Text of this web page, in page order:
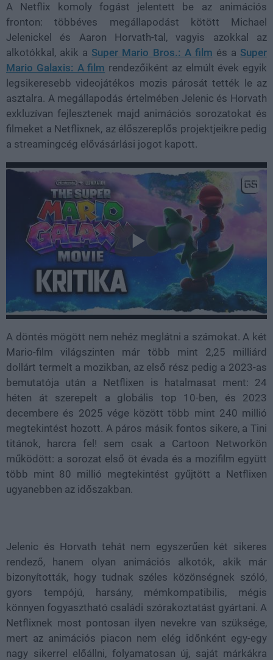
A Netflix komoly fogást jelentett be az animációs
fronton: többéves megállapodást kötött Michael
Jelenickel és Aaron Horvath-tal, vagyis azokkal az
alkotókkal, akik a Super Mario Bros.: A film és a Super
Mario Galaxis: A film rendezőiként az elmúlt évek egyik
legsikeresebb videojátékos mozis párosát tették le az
asztalra. A megállapodás értelmében Jelenic és Horvath
exkluzívan fejlesztenek majd animációs sorozatokat és
filmeket a Netflixnek, az élőszereplős projektjeikre pedig
a streamingcég elővásárlási jogot kapott.
A döntés mögött nem nehéz meglátni a számokat. A két
Mario-film világszinten már több mint 2,25 milliárd
dollárt termelt a mozikban, az első rész pedig a 2023-as
bemutatója után a Netflixen is hatalmasat ment: 24
héten át szerepelt a globális top 10-ben, és 2023
decembere és 2025 vége között több mint 240 millió
megtekintést hozott. A páros másik fontos sikere, a Tini
titánok, harcra fel! sem csak a Cartoon Networkön
működött: a sorozat első öt évada és a mozifilm együtt
több mint 80 millió megtekintést gyűjtött a Netflixen
ugyanebben az időszakban.
Jelenic és Horvath tehát nem egyszerűen két sikeres
rendező, hanem olyan animációs alkotók, akik már
bizonyították, hogy tudnak széles közönségnek szóló,
gyors tempójú, harsány, mémkompatibilis, mégis
könnyen fogyasztható családi szórakoztatást gyártani. A
Netflixnek most pontosan ilyen nevekre van szüksége,
mert az animációs piacon nem elég időnként egy-egy
nagy sikerrel előállni, folyamatosan új, saját márkákra